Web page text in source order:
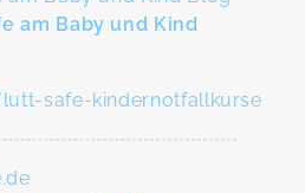
am Baby und Kind
safe-kindernotfallkurse